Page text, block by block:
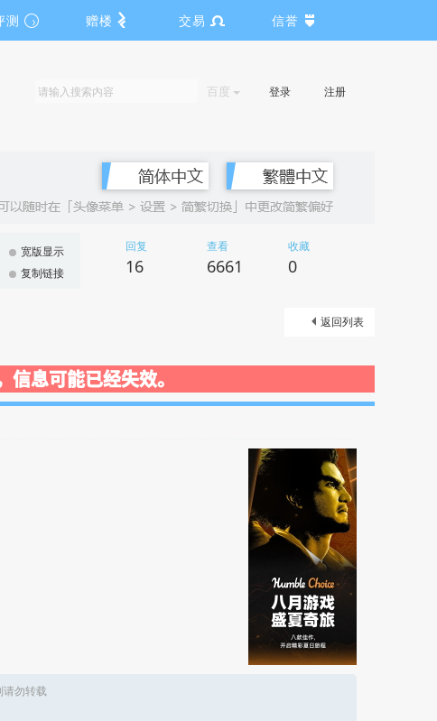
测 赠楼 交易 信誉
百度 登录 注册
宽版显示
复制链接
回复
16
查看
6661
收藏
0
返回列表
息可能已经失效。
请勿转载